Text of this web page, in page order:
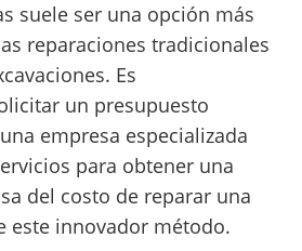
suele ser una opción más
reparaciones tradicionales
Es
un presupuesto
empresa especializada
para obtener una
del costo de reparar una
este innovador método.